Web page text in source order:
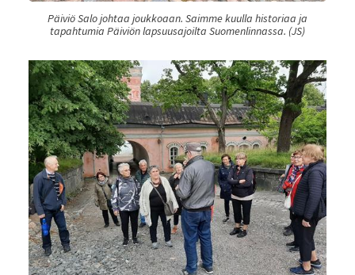
Päiviö Salo johtaa joukkoaan. Saimme kuulla historiaa ja
tapahtumia Päiviön lapsuusajoilta Suomenlinnassa. (JS)